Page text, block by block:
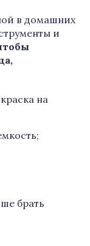
в домашних
и
на
брать